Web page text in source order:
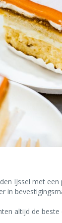
IJssel met
in
altijd de